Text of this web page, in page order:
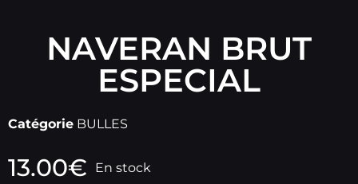
NAVERAN BRUT
ESPECIAL
Catégorie BULLES
13.00€ En stock